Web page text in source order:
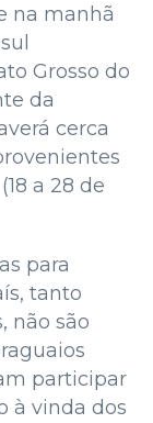
na manhã
Grosso do
da
cerca
a 28 de
para
tanto
não são
participar
à vinda dos